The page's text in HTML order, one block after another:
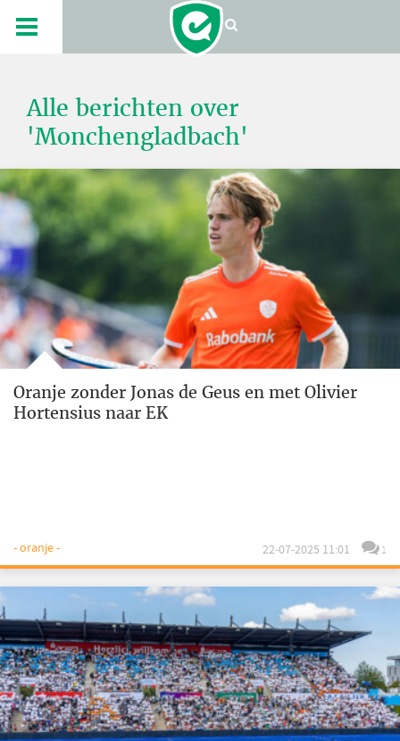
Alle berichten over
'Monchengladbach'
Oranje zonder Jonas de Geus en met Olivier
Hortensius naar EK
- oranje - 22-07-2025 11:01 1